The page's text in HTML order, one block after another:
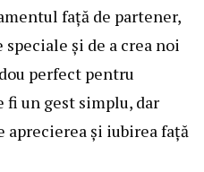
față de partener,
și de a crea noi
perfect pentru
un gest simplu, dar
aprecierea și iubirea față